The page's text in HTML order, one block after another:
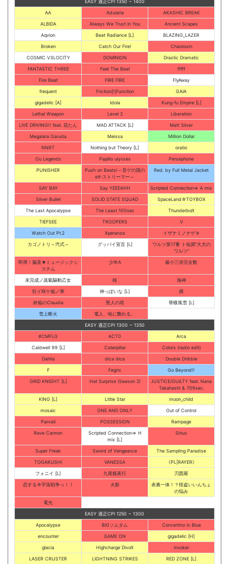
EASY 適正CPI 1350 ~ 1400
AA
Adularia
AKASHIC BREAK
ALBIDA
Always We Trust In You
Ancient Scapes
Aqvion
Beat Radiance [L]
BLAZING_LAZER
Broken
Catch Our Fire!
Chaotoxin
COSMIC V3LOCITY
DOMINION
Drastic Dramatic
FANTASTIC THREE
Feel The Beat
fffff
Fire Beat
FIRE FIRE
FlyAway
frequent
Friction[!]Function
GAIA
gigadelic [A]
Idola
Kung-fu Empire [L]
Lethal Weapon
Level 2
Liberation
LIVE DRIVING!! feat. 花たん
MAD ATTACK [L]
Matt Silver
Megalara Garuda
Meissa
Million Dollar
NNRT
Nothing but Theory [L]
oratio
Ou Legends
Papilio ulysses
Persephone
PUNISHER
Push on Beats!～音ゲの国の
eX-ストリーマー～
Red. by Full Metal Jacket
SAY BAY Say YEEEAHH
Scripted Connection⇒ A mix
Silver Bullet
SOLID STATE SQUAD
SpaceLand☆TOYBOX
The Last Apocalypse
The Least 100sec
Thunderbolt
TIEFSEE
TROOPERS
V
Watch Out Pt.2
Xperanza
イザナミノナゲキ
カゴノトリ～弐式～
グッバイ宣言 [L]
ワルツ第17番 ト短調”大犬の
ワルツ”
即席！脳直★ミュージックシ
ステム
少年A 最小三倍完全数
未完成ノ蒸氣驅動乙女 桜
海神
狂イ咲ケ焔ノ華
神っぽいな [L]
禊
終焔のClaudia
聖人の塔
華蝶風雪 [L]
雪上断火
電人、暁に斃れる。
EASY 適正CPI 1300 ~ 1350
#CMFLG
ACT0
Arca
Caldwell 99 [L]
Caterpillar
Colors (radio edit)
Dahlia
dica dica
Double Dribble
F
Fegrix
Go Beyond!!
GRID KNIGHT [L]
Hat Surprise (Season 2)
JUSTICE/GUILTY feat. Nana
Takahashi & 709sec.
KING [L]
Little Star
moon_child
mosaic
ONE AND ONLY
Out of Control
Parvati
POSSESSION
Rampage
Rave Cannon
Scripted Connection⇒ H
mix [L]
Sirius
Super Freak Sword of Vengeance
The Sampling Paradise
TOGAKUSHI
VANESSA
《PL|RAYER》
フォニイ [L]
九尾狐夜行
刃図羅
恋する☆宇宙戦争っ！！
火影
表裏一体！？怪盗いいんちょ
の悩み
電光
EASY 適正CPI 1250 ~ 1300
Apocalypse
BIGソムタム
Concertino in Blue
encounter
GAME ON
gigadelic [H]
glacia
Highcharge Divolt
invoker
LASER CRUSTER
LIGHTNING STRIKES
RED ZONE [L]